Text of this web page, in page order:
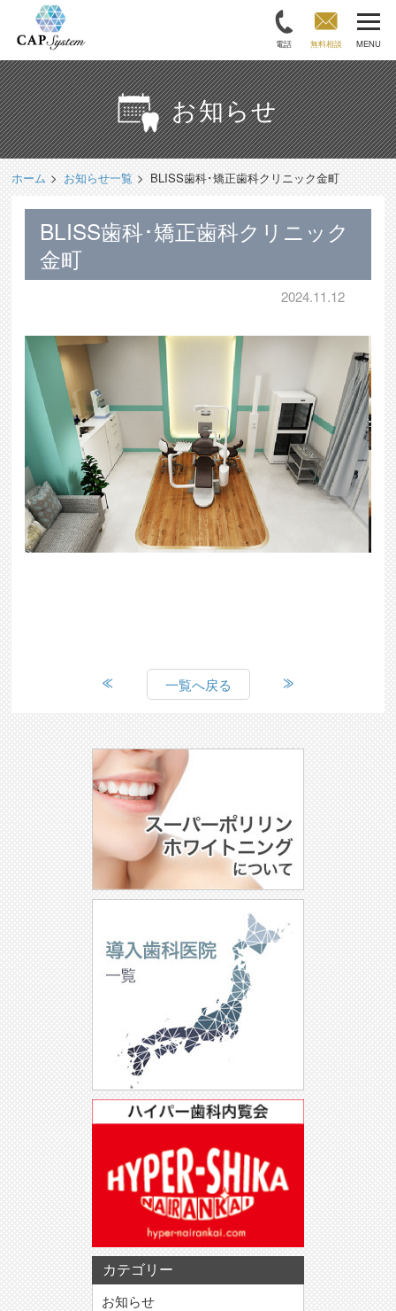
電話 無料相談 MENU
お知らせ
ホーム お知らせ一覧 BLISS歯科･矯正歯科クリニック金町
BLISS歯科･矯正歯科クリニック
金町
2024.11.12
一覧へ戻る
カテゴリー
お知らせ